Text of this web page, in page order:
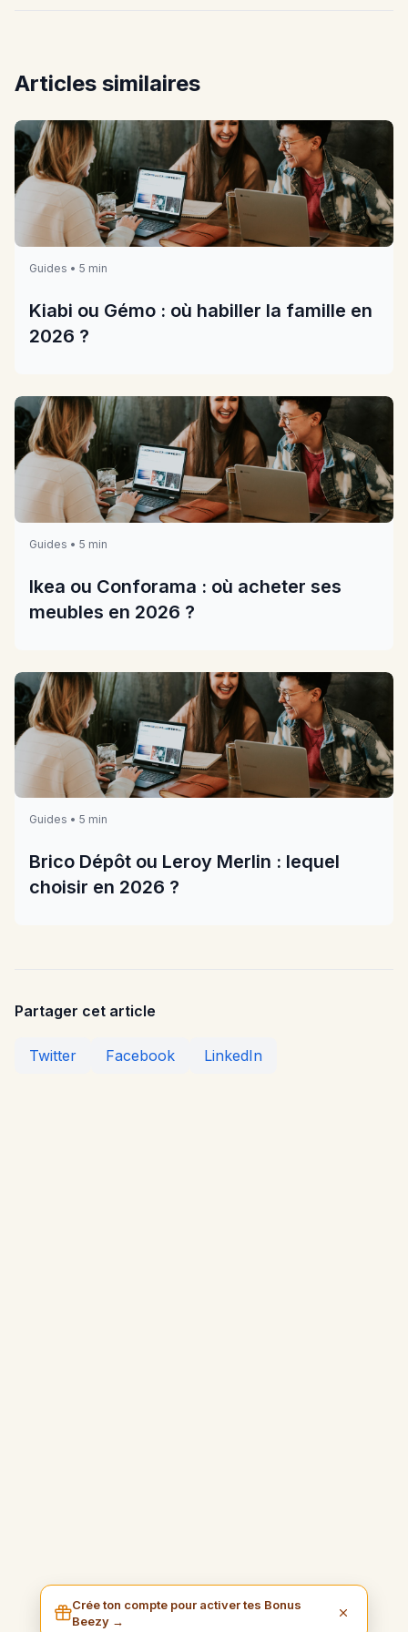
Articles similaires
Guides • 5 min
Kiabi ou Gémo : où habiller la famille en
2026 ?
Guides • 5 min
Ikea ou Conforama : où acheter ses
meubles en 2026 ?
Guides • 5 min
Brico Dépôt ou Leroy Merlin : lequel
choisir en 2026 ?
Partager cet article
Twitter Facebook LinkedIn
Crée ton compte pour activer tes Bonus
Beezy →